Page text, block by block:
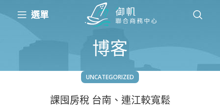
選單
博客
UNCATEGORIZED
課囤房稅 台南、連江較寬鬆